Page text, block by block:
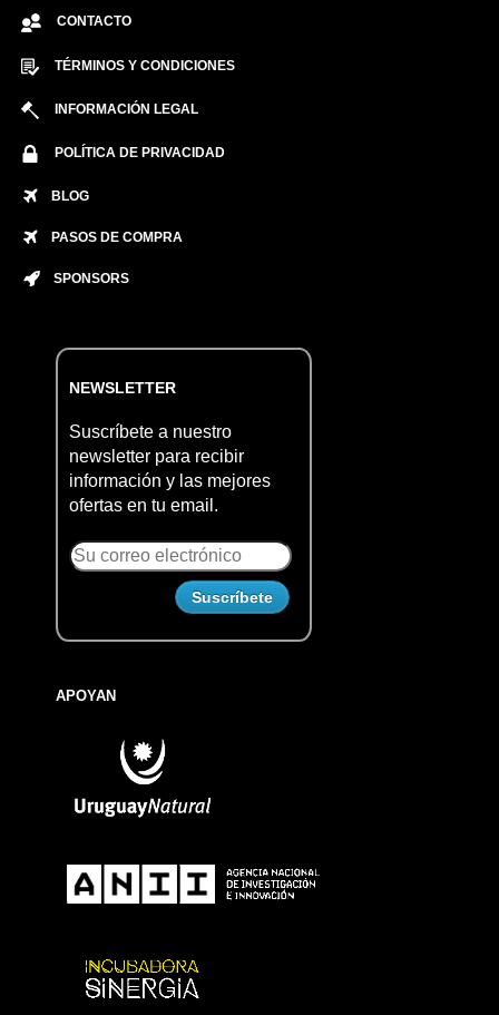
CONTACTO
TÉRMINOS Y CONDICIONES
INFORMACIÓN LEGAL
POLÍTICA DE PRIVACIDAD
BLOG
PASOS DE COMPRA
SPONSORS
NEWSLETTER
Suscríbete a nuestro
newsletter para recibir
información y las mejores
ofertas en tu email.
APOYAN